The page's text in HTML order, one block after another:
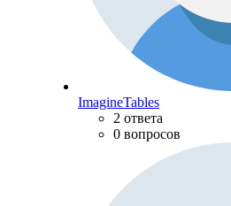
ImagineTables
2 ответа
0 вопросов